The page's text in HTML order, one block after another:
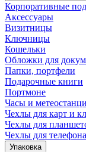
Корпоративные
Аксессуары
Визитницы
Ключницы
Кошельки
Обложки для
Папки, портфели
Подарочные книги
Портмоне
Часы и
Чехлы для карт и
Чехлы для
Чехлы для телефона
Упаковка